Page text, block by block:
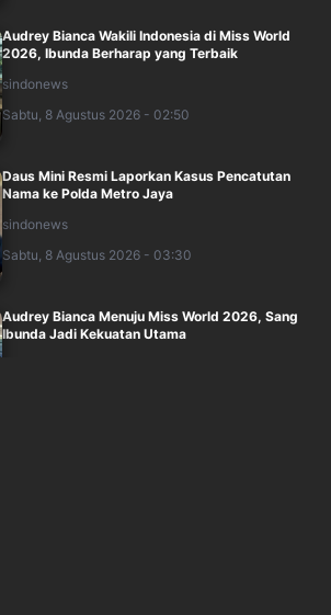
Audrey Bianca Wakili Indonesia di Miss World
2026, Ibunda Berharap yang Terbaik
sindonews
Sabtu, 8 Agustus 2026 - 02:50
Daus Mini Resmi Laporkan Kasus Pencatutan
Nama ke Polda Metro Jaya
sindonews
Sabtu, 8 Agustus 2026 - 03:30
Audrey Bianca Menuju Miss World 2026, Sang
Ibunda Jadi Kekuatan Utama